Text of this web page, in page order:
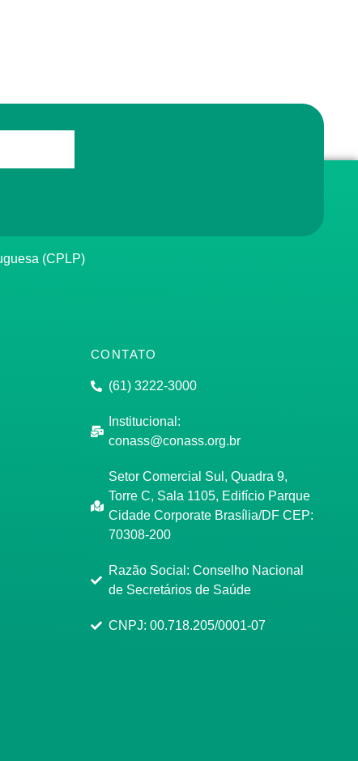
(CPLP)
CONTATO
(61) 3222-3000
Institucional:
conass@conass.org.br
Setor Comercial Sul, Quadra 9,
Torre C, Sala 1105, Edifício Parque
Cidade Corporate Brasília/DF CEP:
70308-200
Razão Social: Conselho Nacional
de Secretários de Saúde
CNPJ: 00.718.205/0001-07